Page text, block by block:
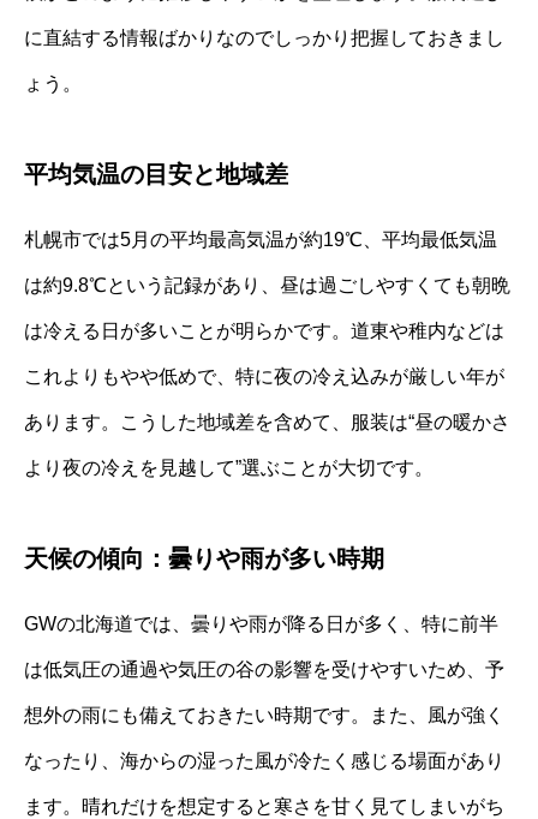
に直結する情報ばかりなのでしっかり把握しておきまし
ょう。
平均気温の目安と地域差
札幌市では5月の平均最高気温が約19℃、平均最低気温
は約9.8℃という記録があり、昼は過ごしやすくても朝晩
は冷える日が多いことが明らかです。道東や稚内などは
これよりもやや低めで、特に夜の冷え込みが厳しい年が
あります。こうした地域差を含めて、服装は“昼の暖かさ
より夜の冷えを見越して”選ぶことが大切です。
天候の傾向：曇りや雨が多い時期
GWの北海道では、曇りや雨が降る日が多く、特に前半
は低気圧の通過や気圧の谷の影響を受けやすいため、予
想外の雨にも備えておきたい時期です。また、風が強く
なったり、海からの湿った風が冷たく感じる場面があり
ます。晴れだけを想定すると寒さを甘く見てしまいがち